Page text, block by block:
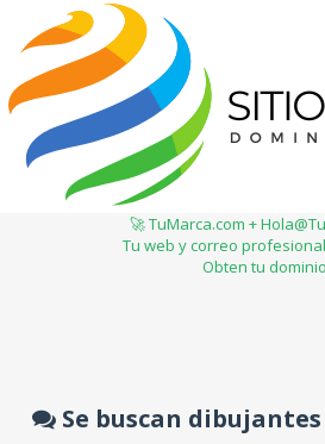
🚀 TuMarca.com +
Tu web y correo
Obten tu
Se buscan dibujantes